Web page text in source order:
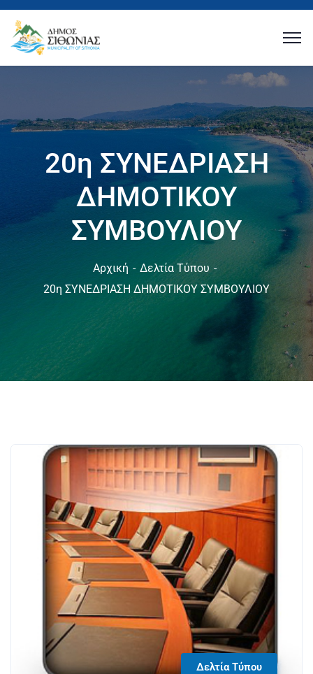
20η ΣΥΝΕΔΡΙΑΣΗ
ΔΗΜΟΤΙΚΟΥ
ΣΥΜΒΟΥΛΙΟΥ
Αρχική
Δελτία Τύπου
20η ΣΥΝΕΔΡΙΑΣΗ ΔΗΜΟΤΙΚΟΥ ΣΥΜΒΟΥΛΙΟΥ
Δελτία Τύπου